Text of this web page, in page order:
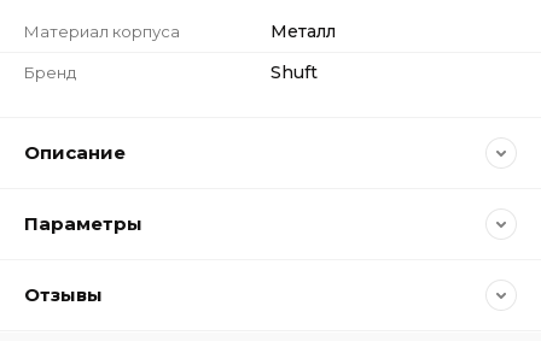
Материал корпуса Металл
Бренд Shuft
Описание
Параметры
Отзывы